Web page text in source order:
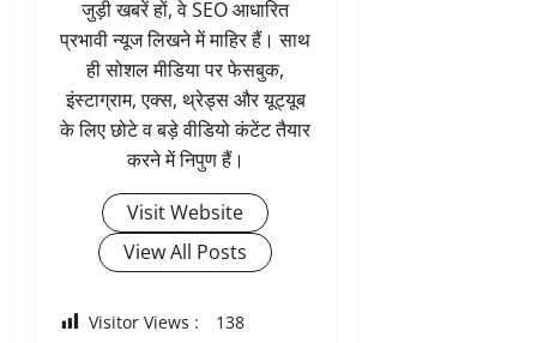
जुड़ी खबरें हों, वे SEO आधारित
प्रभावी न्यूज लिखने में माहिर हैं। साथ
ही सोशल मीडिया पर फेसबुक,
इंस्टाग्राम, एक्स, थ्रेड्स और यूट्यूब
के लिए छोटे व बड़े वीडियो कंटेंट तैयार
करने में निपुण हैं।
Visit Website
View All Posts
Visitor Views : 138